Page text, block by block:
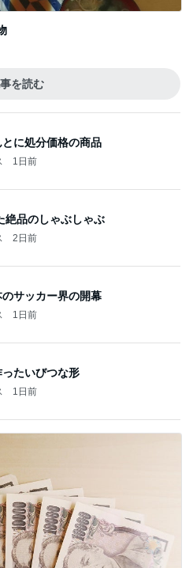
を読む
に処分価格の商品
1日前
絶品のしゃぶしゃぶ
2日前
サッカー界の開幕
1日前
たいびつな形
1日前